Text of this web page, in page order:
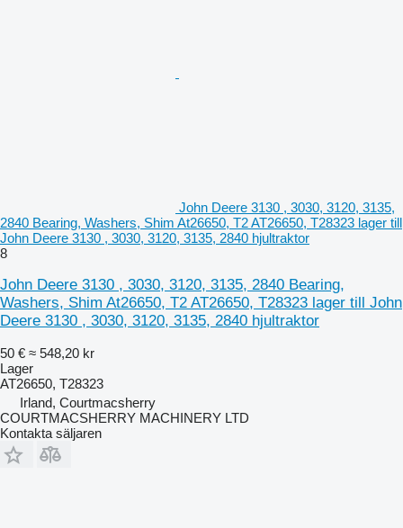
John Deere 3130 , 3030, 3120, 3135,
2840 Bearing, Washers, Shim At26650, T2 AT26650, T28323 lager till
John Deere 3130 , 3030, 3120, 3135, 2840 hjultraktor
8
John Deere 3130 , 3030, 3120, 3135, 2840 Bearing,
Washers, Shim At26650, T2 AT26650, T28323 lager till John
Deere 3130 , 3030, 3120, 3135, 2840 hjultraktor
50 € ≈ 548,20 kr
Lager
AT26650, T28323
Irland, Courtmacsherry
COURTMACSHERRY MACHINERY LTD
Kontakta säljaren